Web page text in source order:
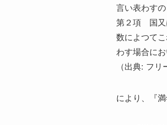
言い表わす
第２項 国又
数によつて
わす場合に
（出典: フ
により、『